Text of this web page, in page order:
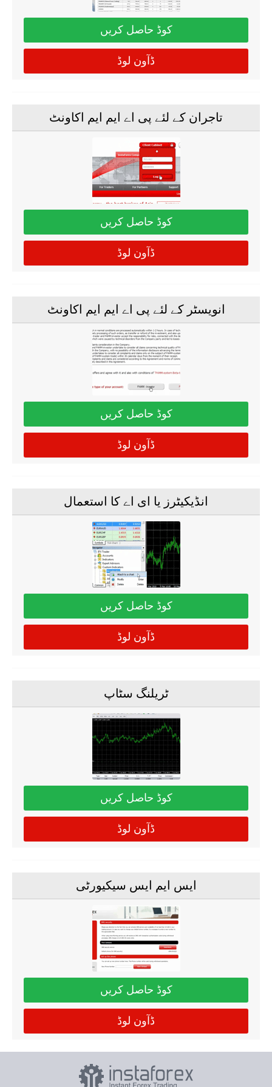
کوڈ حاصل کریں
ڈآون لوڈ
تاجران کے لئے پی اے ایم ایم اکاونٹ
کوڈ حاصل کریں
ڈآون لوڈ
انویسٹر کے لئے پی اے ایم ایم اکاونٹ
کوڈ حاصل کریں
ڈآون لوڈ
انڈیکیٹرز یا ای اے کا استعمال
کوڈ حاصل کریں
ڈآون لوڈ
ٹریلنگ سٹاپ
کوڈ حاصل کریں
ڈآون لوڈ
ایس ایم ایس سیکیورٹی
کوڈ حاصل کریں
ڈآون لوڈ